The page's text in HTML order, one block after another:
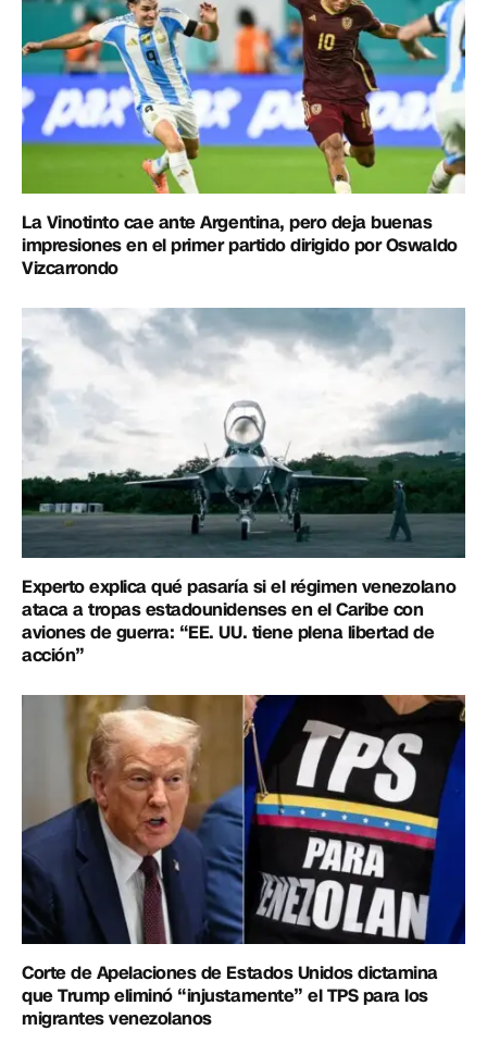
La Vinotinto cae ante Argentina, pero deja buenas
impresiones en el primer partido dirigido por Oswaldo
Vizcarrondo
Experto explica qué pasaría si el régimen venezolano
ataca a tropas estadounidenses en el Caribe con
aviones de guerra: “EE. UU. tiene plena libertad de
acción”
Corte de Apelaciones de Estados Unidos dictamina
que Trump eliminó “injustamente” el TPS para los
migrantes venezolanos